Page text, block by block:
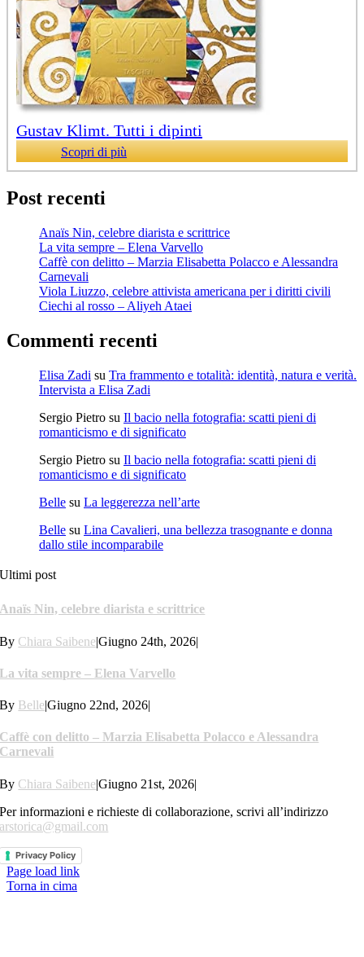
Gustav Klimt. Tutti i dipinti
Scopri di più
Post recenti
Anaïs Nin, celebre diarista e scrittrice
La vita sempre – Elena Varvello
Caffè con delitto – Marzia Elisabetta Polacco e Alessandra
Carnevali
Viola Liuzzo, celebre attivista americana per i diritti civili
Ciechi al rosso – Aliyeh Ataei
Commenti recenti
Elisa Zadi su Tra frammento e totalità: identità, natura e verità.
Intervista a Elisa Zadi
Sergio Pietro su Il bacio nella fotografia: scatti pieni di
romanticismo e di significato
Sergio Pietro su Il bacio nella fotografia: scatti pieni di
romanticismo e di significato
Belle su La leggerezza nell’arte
Belle su Lina Cavalieri, una bellezza trasognante e donna
dallo stile incomparabile
Ultimi post
Anaïs Nin, celebre diarista e scrittrice
By Chiara Saibene|Giugno 24th, 2026|
La vita sempre – Elena Varvello
By Belle|Giugno 22nd, 2026|
Caffè con delitto – Marzia Elisabetta Polacco e Alessandra
Carnevali
By Chiara Saibene|Giugno 21st, 2026|
Per informazioni e richieste di collaborazione, scrivi all’indirizzo
arstorica@gmail.com
Privacy Policy
Page load link
Torna in cima